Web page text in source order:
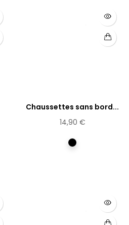
Chaussettes sans bord...
14,90 €
Noir